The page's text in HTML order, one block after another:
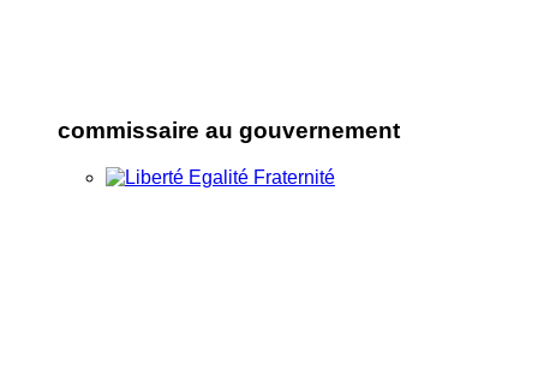
commissaire au gouvernement